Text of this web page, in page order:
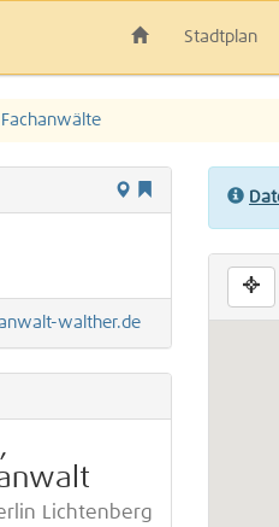
Stadtplan
walther.de
Lichtenberg